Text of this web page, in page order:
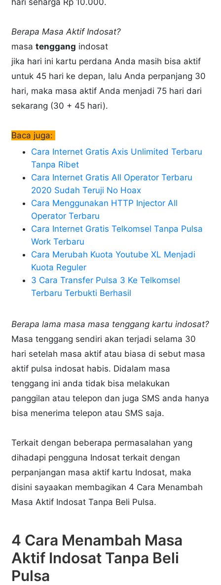
Berapa Masa Aktif Indosat?
masatenggang indosat
jika hari ini kartu perdana Anda masih bisa aktif
untuk 45 hari ke depan, lalu Anda perpanjang 30
hari, maka masa aktif Anda menjadi 75 hari dari
sekarang (30 + 45 hari).
Baca juga:
Cara Internet Gratis Axis Unlimited Terbaru
Tanpa Ribet
Cara Internet Gratis All Operator Terbaru
2020 Sudah Teruji No Hoax
Cara Menggunakan HTTP Injector All
Operator Terbaru
Cara Internet Gratis Telkomsel Tanpa Pulsa
Work Terbaru
Cara Merubah Kuota Youtube XL Menjadi
Kuota Reguler
3 Cara Transfer Pulsa 3 Ke Telkomsel
Terbaru Terbukti Berhasil
Berapa lama masa masa tenggang kartu indosat?
Masa tenggang sendiri akan terjadi selama 30
hari setelah masa aktif atau biasa di sebut masa
aktif pulsa indosat habis. Didalam masa
tenggang ini anda tidak bisa melakukan
panggilan atau telepon dan juga SMS anda hanya
bisa menerima telepon atau SMS saja.
Terkait dengan beberapa permasalahan yang
dihadapi pengguna Indosat terkait dengan
perpanjangan masa aktif kartu Indosat, maka
disini sayaakan membagikan 4 Cara Menambah
Masa Aktif Indosat Tanpa Beli Pulsa.
4 Cara Menambah Masa
Aktif Indosat Tanpa Beli
Pulsa